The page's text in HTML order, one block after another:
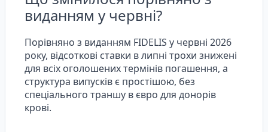
виданням у червні?
Порівняно з виданням FIDELIS у червні 2026
року, відсоткові ставки в липні трохи знижені
для всіх оголошених термінів погашення, а
структура випусків є простішою, без
спеціального траншу в євро для донорів
крові.